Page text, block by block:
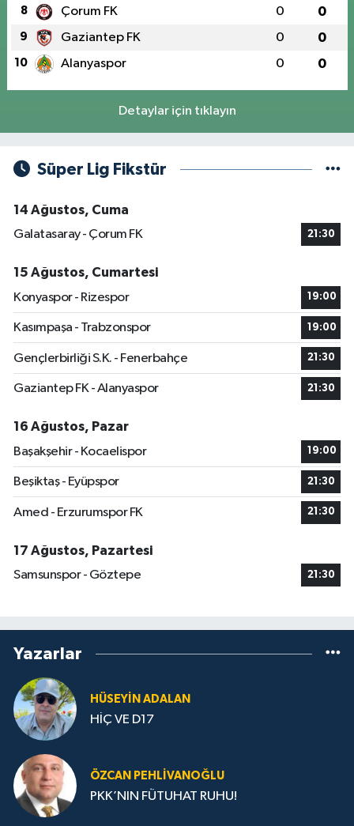
8 Çorum FK 0 0
9 Gaziantep FK 0 0
10 Alanyaspor 0 0
Detaylar için tıklayın
Süper Lig Fikstür
14 Ağustos, Cuma
Galatasaray - Çorum FK
21:30
15 Ağustos, Cumartesi
Konyaspor - Rizespor
19:00
Kasımpaşa - Trabzonspor 19:00
Gençlerbirliği S.K. - Fenerbahçe 21:30
Gaziantep FK - Alanyaspor 21:30
16 Ağustos, Pazar
Başakşehir - Kocaelispor
19:00
Beşiktaş - Eyüpspor 21:30
Amed - Erzurumspor FK 21:30
17 Ağustos, Pazartesi
Samsunspor - Göztepe
21:30
Yazarlar
HÜSEYIN ADALAN
HİÇ VE D17
ÖZCAN PEHLIVANOĞLU
PKK’NIN FÜTUHAT RUHU!